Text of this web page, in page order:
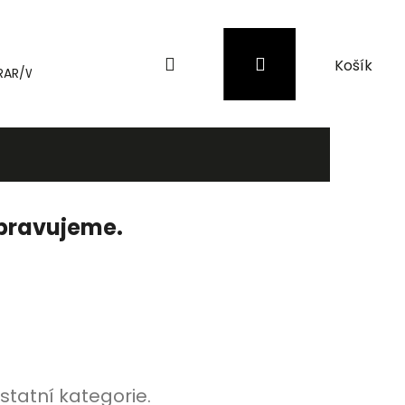
WinRAR Záložní zdroje (UPS) a přepěťové
PřihlášeníNákupní
košík
kategorie.